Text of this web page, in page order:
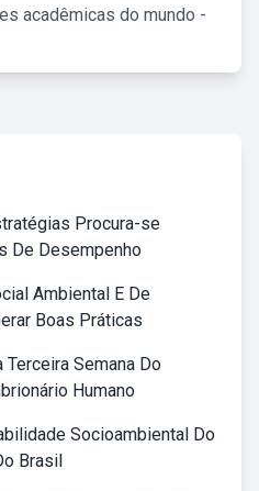
acadêmicas do mundo -
Procura-se
De Desempenho
Ambiental E De
Boas Práticas
Semana Do
Humano
Socioambiental Do
Brasil